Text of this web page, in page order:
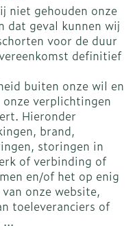
niet gehouden onze
dat geval kunnen wij
voor de duur
definitief
buiten onze wil en
verplichtingen
Hieronder
brand,
storingen in
of verbinding of
en/of het op enig
onze website,
toeleveranciers of
...